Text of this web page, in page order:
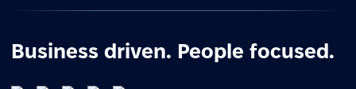
Business driven. People focused.